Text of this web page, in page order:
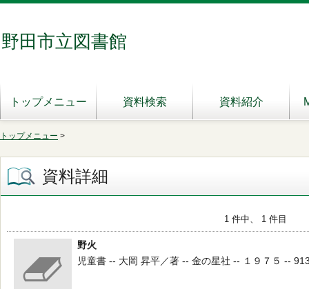
野田市立図書館
トップメニュー 資料検索 資料紹介
トップメニュー >
資料詳細
1 件中、 1 件目
野火
児童書 -- 大岡 昇平／著 -- 金の星社 -- １９７５ --